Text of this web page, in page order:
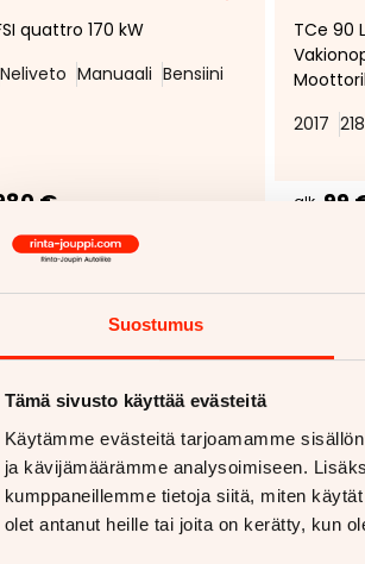
Suostumus
Tämä sivusto käyttää evästeitä
Käytämme evästeitä tarjoamamme
ja kävijämäärämme analysoimiseen.
kumppaneillemme tietoja siitä, miten
olet antanut heille tai joita on kerätty, kun
quattro 170 kW
Neliveto Manuaali Bensiini
€
(0/5)
TCe 90
2017
alk. 99